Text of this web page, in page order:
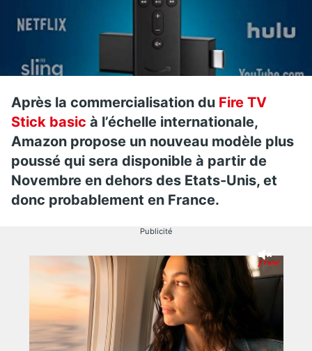
Après la commercialisation du Fire TV
Stick basic à l’échelle internationale,
Amazon propose un nouveau modèle plus
poussé qui sera disponible à partir de
Novembre en dehors des Etats-Unis, et
donc probablement en France.
Publicité